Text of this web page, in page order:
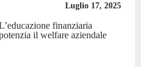
Luglio 17, 2025
finanziaria
il welfare aziendale